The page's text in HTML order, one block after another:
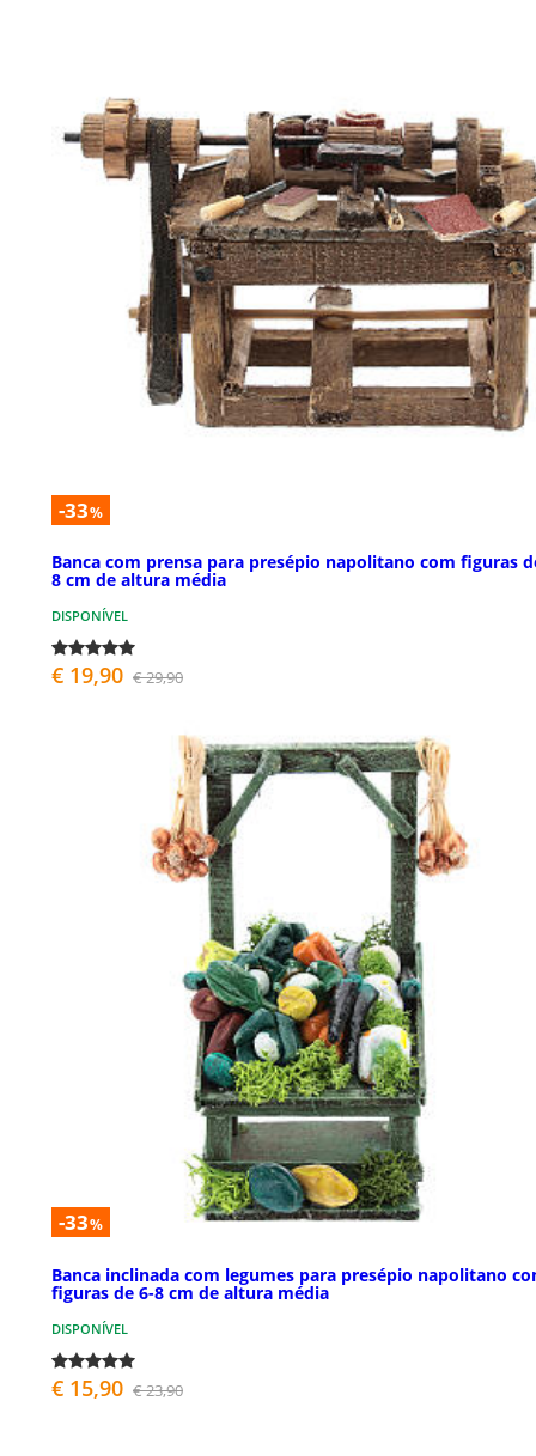
-33%
Banca com prensa para presépio napolitano com figuras
8 cm de altura média
DISPONÍVEL
€ 19,90 € 29,90
-33%
Banca inclinada com legumes para presépio napolitano
figuras de 6-8 cm de altura média
DISPONÍVEL
€ 15,90 € 23,90